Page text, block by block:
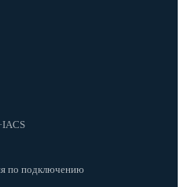
·IACS
по подключению